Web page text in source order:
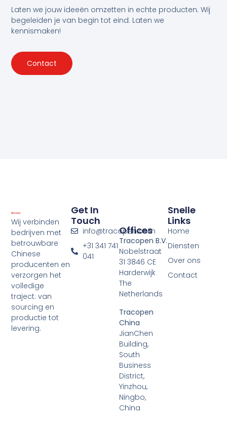
Laten we jouw ideeën omzetten in echte producten. Wij
begeleiden je van begin tot eind. Laten we
kennismaken!
Contact
Wij verbinden
bedrijven met
betrouwbare
Chinese
producenten en
verzorgen het
volledige
traject: van
sourcing en
productie tot
levering.
Snelle
Links
Home
Diensten
Over ons
Contact
Offices
Tracopen B.V.
Nobelstraat
31 3846 CE
Harderwijk
The
Netherlands
Tracopen
China
JianChen
Building,
South
Business
District,
Yinzhou,
Ningbo,
China
Get In
Touch
info@tracopen.com
+31 341 741
041